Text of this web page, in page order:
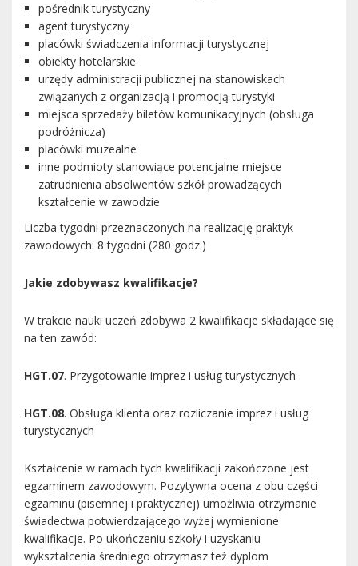
pośrednik turystyczny
agent turystyczny
placówki świadczenia informacji turystycznej
obiekty hotelarskie
urzędy administracji publicznej na stanowiskach
związanych z organizacją i promocją turystyki
miejsca sprzedaży biletów komunikacyjnych (obsługa
podróżnicza)
placówki muzealne
inne podmioty stanowiące potencjalne miejsce
zatrudnienia absolwentów szkół prowadzących
kształcenie w zawodzie
Liczba tygodni przeznaczonych na realizację praktyk
zawodowych: 8 tygodni (280 godz.)
Jakie zdobywasz kwalifikacje?
W trakcie nauki uczeń zdobywa 2 kwalifikacje składające się
na ten zawód:
HGT.07. Przygotowanie imprez i usług turystycznych
HGT.08. Obsługa klienta oraz rozliczanie imprez i usług
turystycznych
Kształcenie w ramach tych kwalifikacji zakończone jest
egzaminem zawodowym. Pozytywna ocena z obu części
egzaminu (pisemnej i praktycznej) umożliwia otrzymanie
świadectwa potwierdzającego wyżej wymienione
kwalifikacje. Po ukończeniu szkoły i uzyskaniu
wykształcenia średniego otrzymasz też dyplom